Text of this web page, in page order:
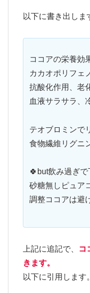
以下に書き出しま
ココアの栄養効
カカオポリフェ
抗酸化作用、老
血液サラサラ、
テオブロミンで
食物繊維リグニ
🍀but飲み過ぎ
砂糖無しピュア
調整ココアは避
上記に追記で、
コ
きます。
以下に引用します。